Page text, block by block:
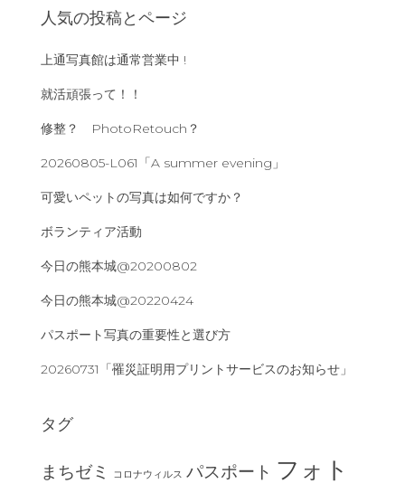
人気の投稿とページ
上通写真館は通常営業中 !
就活頑張って！！
修整？ PhotoRetouch？
20260805-L061「A summer evening」
可愛いペットの写真は如何ですか？
ボランティア活動
今日の熊本城@20200802
今日の熊本城@20220424
パスポート写真の重要性と選び方
20260731「罹災証明用プリントサービスのお知らせ」
タグ
まちゼミ コロナウィルス パスポート フォト